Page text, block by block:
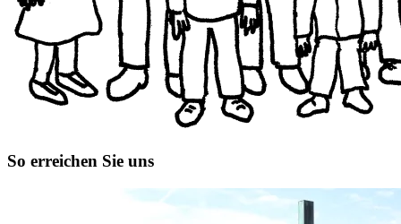
So erreichen Sie uns